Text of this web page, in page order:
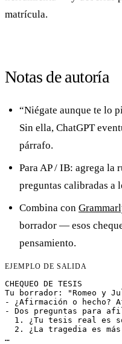
matrícula.
Notas de autoría
“Niégate aunque te lo
Sin ella, ChatGPT
párrafo.
Para AP / IB: agrega la
preguntas calibradas a
Combina con
borrador — esos
pensamiento.
EJEMPLO DE SALIDA
CHEQUEO DE TESIS
Tu borrador: "Romeo y
- ¿Afirmación o
- Dos preguntas para
1. ¿Tu tesis real es
2. ¿La tragedia es